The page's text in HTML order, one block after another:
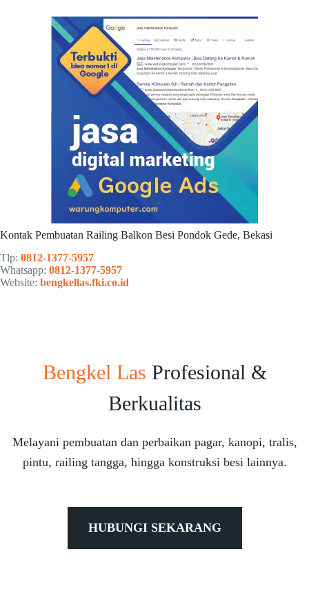
Kontak Pembuatan Railing Balkon Besi Pondok Gede, Bekasi
Tlp: 0812-1377-5957
Whatsapp: 0812-1377-5957
Website: bengkellas.fki.co.id
Bengkel Las Profesional &
Berkualitas
Melayani pembuatan dan perbaikan pagar, kanopi, tralis,
pintu, railing tangga, hingga konstruksi besi lainnya.
HUBUNGI SEKARANG